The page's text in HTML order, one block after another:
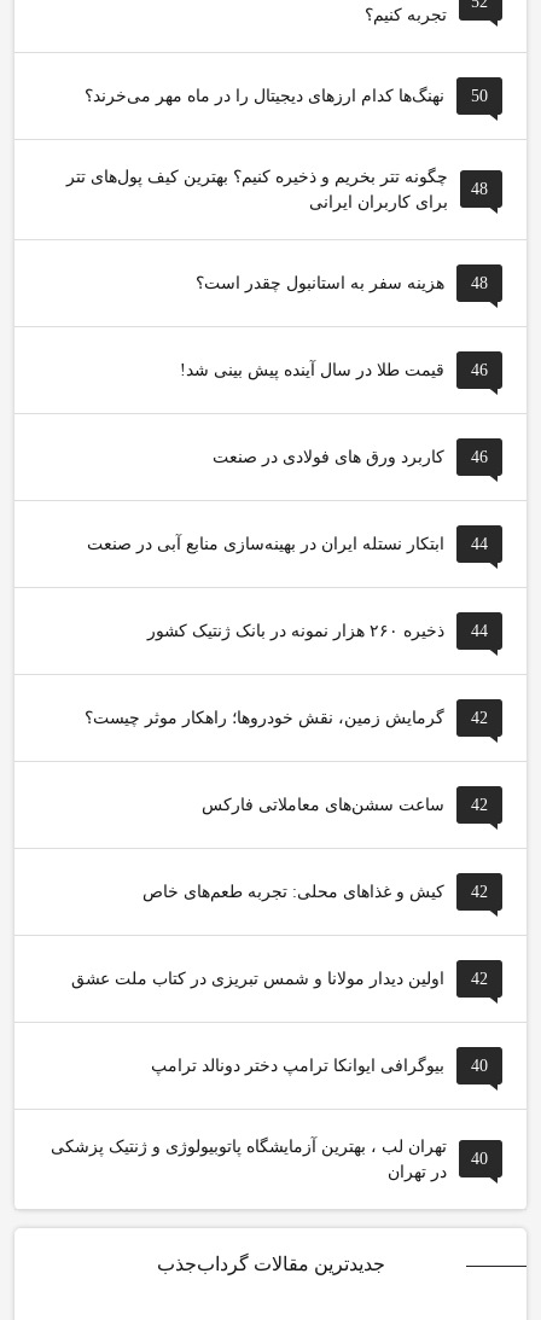
تجربه کنیم؟
50 نهنگ‌ها کدام ارزهای دیجیتال را در ماه مهر می‌خرند؟
48
چگونه تتر بخریم و ذخیره کنیم؟ بهترین کیف پول‌های تتر
برای کاربران ایرانی
48 هزینه سفر به استانبول چقدر است؟
46 قیمت طلا در سال آینده پیش بینی شد!
46 کاربرد ورق های فولادی در صنعت
44 ابتکار نستله ایران در بهینه‌سازی منابع آبی در صنعت
44 ذخیره ۲۶۰ هزار نمونه در بانک ژنتیک کشور
42 گرمایش زمین، نقش خودروها؛ راهکار موثر چیست؟
42 ساعت سشن‌های معاملاتی فارکس
42 کیش و غذاهای محلی: تجربه طعم‌های خاص
42 اولین دیدار مولانا و شمس تبریزی در کتاب ملت عشق
40 بیوگرافی ایوانکا ترامپ دختر دونالد ترامپ
40
تهران لب ، بهترین آزمایشگاه پاتوبیولوژی و ژنتیک پزشکی
در تهران
جدیدترین مقالات گرداب‌جذب